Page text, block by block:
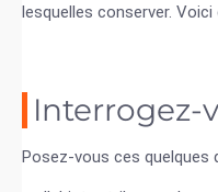
lesquelles conserver.
Interrogez-
Posez-vous ces